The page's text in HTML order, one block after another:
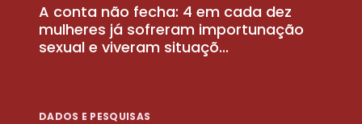
A conta não fecha: 4 em cada dez
mulheres já sofreram importunação
sexual e viveram situaçõ...
DADOS E PESQUISAS